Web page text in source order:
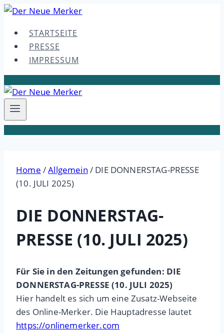
Skip
contentSTARTSEITE
PRESSE
IMPRESSUM
Home /Allgemein / DIE DONNERSTAG-PRESSE
(10. JULI 2025)
DIE DONNERSTAG-
PRESSE (10. JULI 2025)
Für Sie in den Zeitungen gefunden: DIE
DONNERSTAG-PRESSE (10. JULI 2025)
Hier handelt es sich um eine Zusatz-Webseite
des Online-Merker. Die Hauptadresse lautet
https://onlinemerker.com